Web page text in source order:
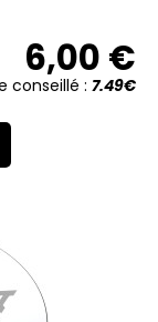
6,00 €
conseillé : 7.49€